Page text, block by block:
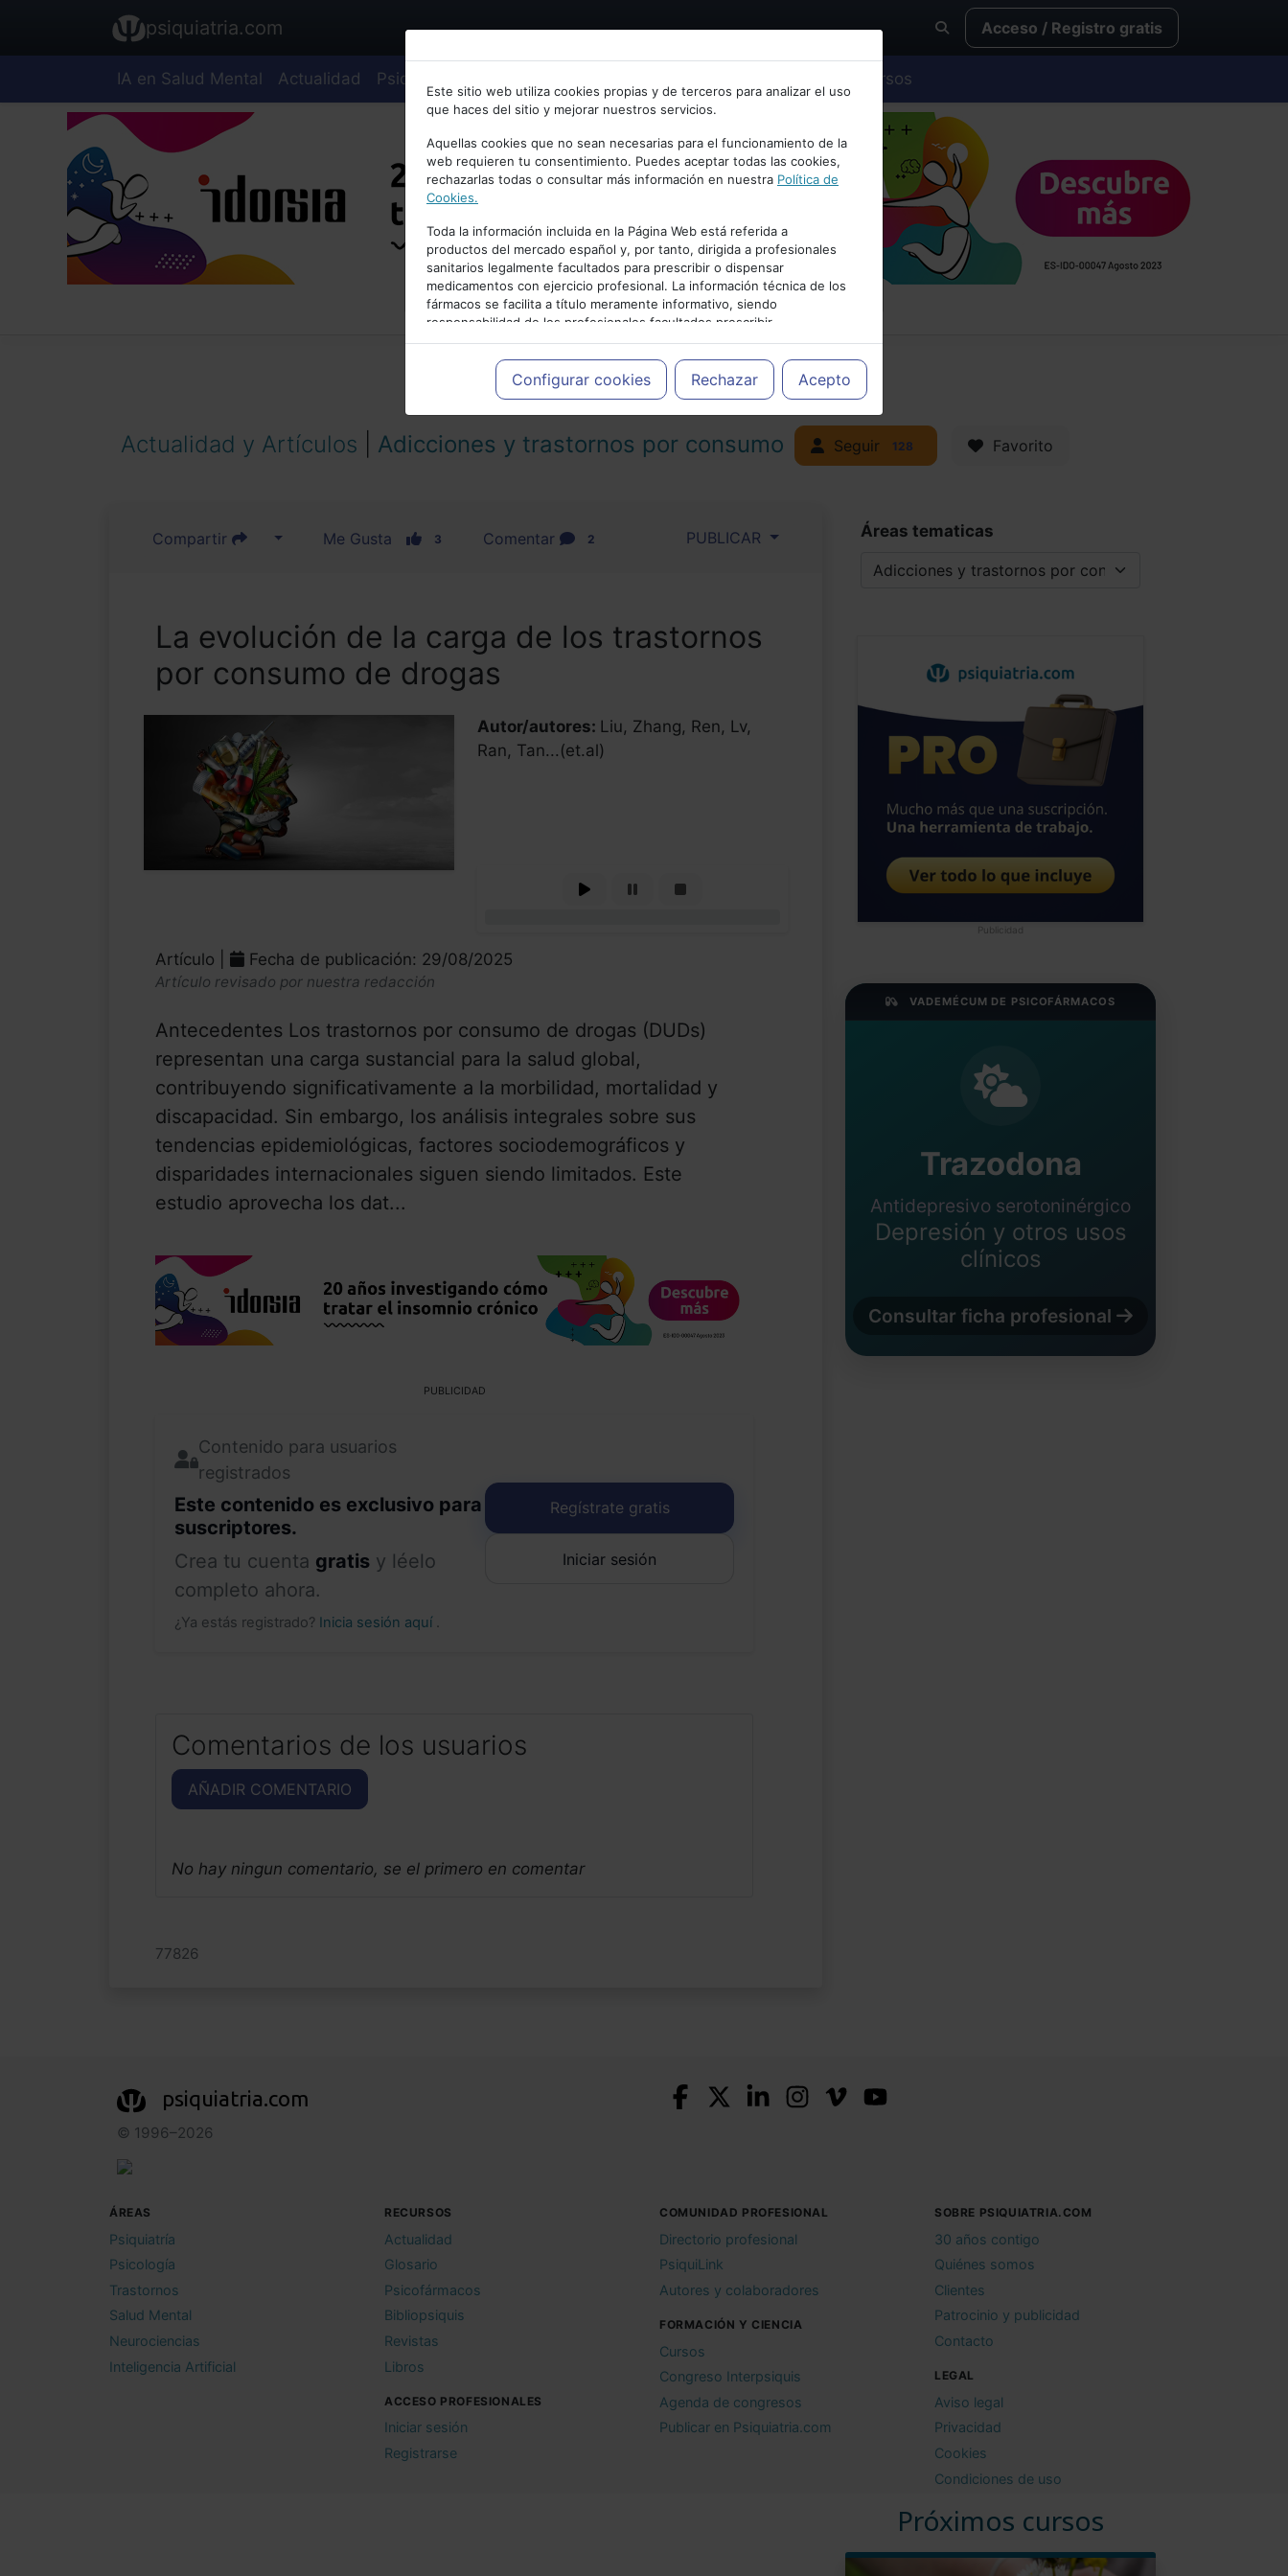
Bienvenid@ a psiquiatria.com
Escribe tu Email
Accede o regístrate con tu email.
Cancelar
psiquiatria.com Acceso / Registro gratis
IA en Salud Mental Actualidad Psiquiatría Cursos
Este sitio web utiliza cookies propias y de terceros para analizar el uso
que haces del sitio y mejorar nuestros servicios.
Aquellas cookies que no sean necesarias para el funcionamiento de la
web requieren tu consentimiento. Puedes aceptar todas las cookies,
rechazarlas todas o consultar más información en nuestra Política de
Cookies.
Toda la información incluida en la Página Web está referida a
productos del mercado español y, por tanto, dirigida a profesionales
sanitarios legalmente facultados para prescribir o dispensar
medicamentos con ejercicio profesional. La información técnica de los
fármacos se facilita a título meramente informativo, siendo
responsabilidad de los profesionales facultados prescribir
medicamentos y decidir, en cada caso concreto, el tratamiento más
adecuado a las necesidades del paciente.
Configurar cookies Rechazar Acepto
PUBLICIDAD
Actualidad y Artículos Adicciones y trastornos por consumo Seguir 128 Favorito
Compartir Me Gusta 3 Comentar 2 PUBLICAR
La evolución de la carga de los trastornos
por consumo de drogas
Autor/autores: Liu, Zhang, Ren, Lv,
Ran, Tan...(et.al)
Artículo | Fecha de publicación: 29/08/2025
Artículo revisado por nuestra redacción
Antecedentes Los trastornos por consumo de drogas (DUDs)
representan una carga sustancial para la salud global,
contribuyendo significativamente a la morbilidad, mortalidad y
discapacidad. Sin embargo, los análisis integrales sobre sus
tendencias epidemiológicas, factores sociodemográficos y
disparidades internacionales siguen siendo limitados. Este
estudio aprovecha los dat...
PUBLICIDAD
Contenido para usuarios
registrados
Este contenido es exclusivo para
suscriptores.
Crea tu cuenta gratis y léelo
completo ahora.
¿Ya estás registrado? Inicia sesión aquí .
Regístrate gratis
Iniciar sesión
Comentarios de los usuarios
AÑADIR COMENTARIO
No hay ningun comentario, se el primero en comentar
77826
Áreas tematicas
Publicidad
VADEMÉCUM DE PSICOFÁRMACOS
Trazodona
Antidepresivo serotoninérgico
Depresión y otros usos
clínicos
Consultar ficha profesional
Próximos cursos
psiquiatria.com
© 1996–2026
ÁREAS
Psiquiatría
Psicología
Trastornos
Salud Mental
Neurociencias
Inteligencia Artificial
RECURSOS
Actualidad
Glosario
Psicofármacos
Bibliopsiquis
Revistas
Libros
ACCESO PROFESIONALES
Iniciar sesión
Registrarse
COMUNIDAD PROFESIONAL
Directorio profesional
PsiquiLink
Autores y colaboradores
FORMACIÓN Y CIENCIA
Cursos
Congreso Interpsiquis
Agenda de congresos
Publicar en Psiquiatria.com
SOBRE PSIQUIATRIA.COM
30 años contigo
Quiénes somos
Clientes
Patrocinio y publicidad
Contacto
LEGAL
Aviso legal
Privacidad
Cookies
Condiciones de uso